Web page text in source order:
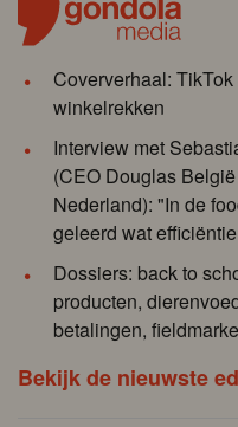
Coververhaal:
winkelrekken
Interview met
(CEO Douglas
Nederland): "In de
geleerd wat
Dossiers: back to
producten,
betalingen,
Bekijk de nieuwste